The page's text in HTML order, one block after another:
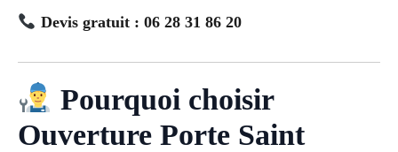
Devis gratuit : 06 28 31 86 20
Pourquoi choisir
Ouverture Porte Saint